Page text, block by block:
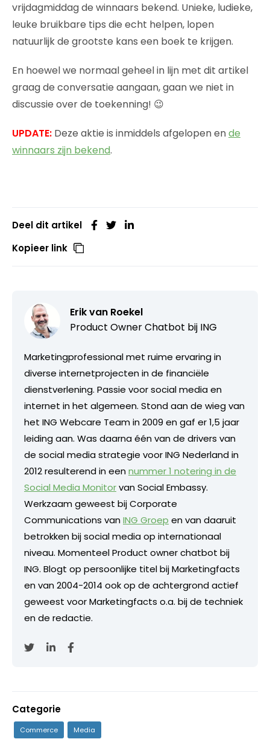
vrijdagmiddag de winnaars bekend. Unieke, ludieke,
leuke bruikbare tips die echt helpen, lopen
natuurlijk de grootste kans een boek te krijgen.
En hoewel we normaal geheel in lijn met dit artikel
graag de conversatie aangaan, gaan we niet in
discussie over de toekenning! 😉
UPDATE: Deze aktie is inmiddels afgelopen ende
winnaars zijn bekend.
Deel dit artikel
Kopieer link
Erik van Roekel
Product Owner Chatbot bij ING
Marketingprofessional met ruime ervaring in
diverse internetprojecten in de financiële
dienstverlening. Passie voor social media en
internet in het algemeen. Stond aan de wieg van
het ING Webcare Team in 2009 en gaf er 1,5 jaar
leiding aan. Was daarna één van de drivers van
de social media strategie voor ING Nederland in
2012 resulterend in eennummer 1 notering in de
Social Media Monitorvan Social Embassy.
Werkzaam geweest bij Corporate
Communications vanING Groep en van daaruit
betrokken bij social media op internationaal
niveau. Momenteel Product owner chatbot bij
ING. Blogt op persoonlijke titel bij Marketingfacts
en van 2004-2014 ook op de achtergrond actief
geweest voor Marketingfacts o.a. bij de techniek
en de redactie.
Categorie
Commerce Media